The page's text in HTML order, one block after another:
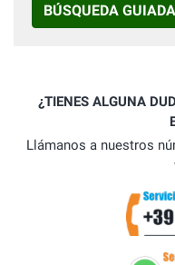
BÚSQUEDA
¿TIENES ALGUNA
Llámanos a nuestros